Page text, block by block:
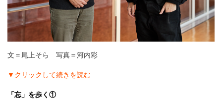
文＝尾上そら 写真＝河内彩
▼クリックして続きを読む
「忘」を歩く①